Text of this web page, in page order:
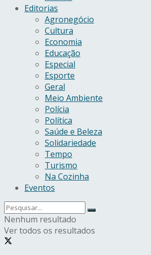
Editorias
Agronegócio
Cultura
Economia
Educação
Especial
Esporte
Geral
Meio Ambiente
Polícia
Política
Saúde e Beleza
Solidariedade
Tempo
Turismo
Na Cozinha
Eventos
Nenhum resultado
Ver todos os resultados